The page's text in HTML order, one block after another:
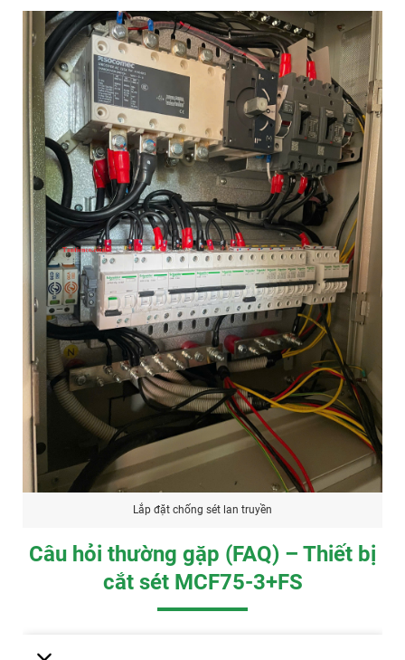
Lắp đặt chống sét lan truyền
Câu hỏi thường gặp (FAQ) – Thiết bị
cắt sét MCF75-3+FS